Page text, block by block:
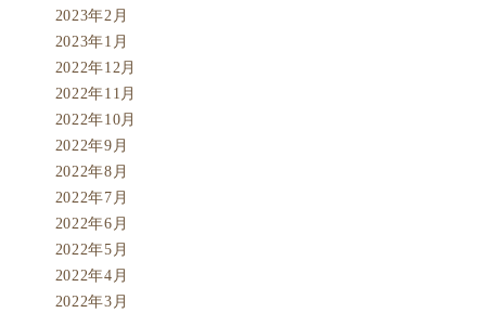
2023年2月
2023年1月
2022年12月
2022年11月
2022年10月
2022年9月
2022年8月
2022年7月
2022年6月
2022年5月
2022年4月
2022年3月